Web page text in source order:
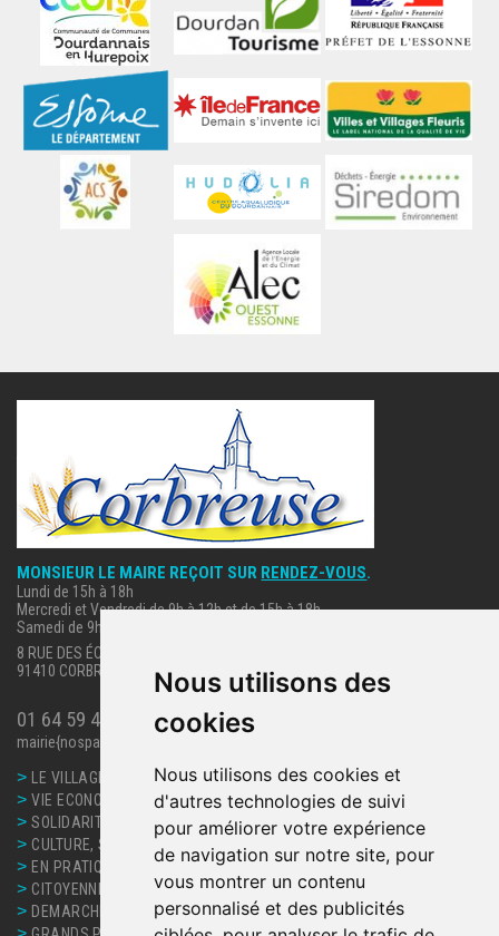
Nous utilisons des
cookies
Nous utilisons des cookies et
d'autres technologies de suivi
pour améliorer votre expérience
de navigation sur notre site, pour
vous montrer un contenu
personnalisé et des publicités
MONSIEUR LE MAIRE REÇOIT SUR RENDEZ-VOUS.
Lundi de 15h à 18h
Mercredi et Vendredi de 9h à 12h et de 15h à 18h
Samedi de 9h à 12h.
8 RUE DES ÉCOLES
91410 CORBREUSE
01 64 59 40 63
mairie{nospam}corbreuse.fr
> LE VILLAGE
>VIE ECONOMIQUE
>SOLIDARITE, SANTE
> CULTURE, SPORT ET LOISIRS
> EN PRATIQUE
> CITOYENNETE
> DEMARCHES ET SERVICES